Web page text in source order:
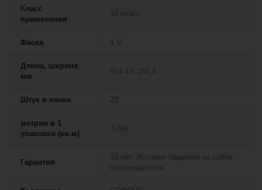
Класс
применения
31 класс
Фаска 4 V
Длина, ширина
мм
914.4 х 152,4
Штук в пачке 22
метраж в 1
упаковки (кв.м)
3,066
Гарантия
15 лет. Условия гарантии на сайте
производителя.